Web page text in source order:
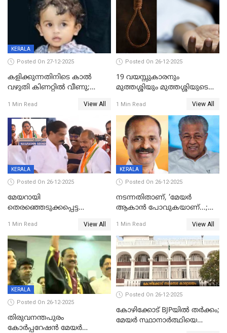
KERALA
Posted On 27-12-2025
കളിക്കുന്നതിനിടെ കാൽ
വഴുതി കിണറ്റിൽ വീണു;
ദാരുണാന്ത്യം
1 Min Read View All
Posted On 26-12-2025
19 വയസ്സുകാരനും
മുത്തശ്ശിയും മുത്തശ്ശിയുടെ
മരിച്ചനിലയിൽ
1 Min Read View All
KERALA
Posted On 26-12-2025
മേയറായി
തെരഞ്ഞെടുക്കപ്പെട്ട
ആദ്യ വോട്ട് അസാധു; കണ്ണൂർ
ഡെപ്യൂട്ടി മേയർ സ്ഥാനത്ത്
താഹിറിന് വിജയം
1 Min Read View All
KERALA
Posted On 26-12-2025
നടന്നതിതാണ്, ‘മേയർ
ആകാൻ പോവുകയാണ്...;
മുഖ്യമന്ത്രിയുടെ ഓഫീസ്
തന്നെ വിശദീകരിയ്ക്കുന്നു;
സത്യമിതാണ്
1 Min Read View All
KERALA
Posted On 26-12-2025
തിരുവനന്തപുരം
കോര്‍പ്പറേഷന്‍ മേയര്‍
Posted On 26-12-2025
കോഴിക്കോട് BJPയിൽ തർക്കം;
മേയർ സ്ഥാനാർത്ഥിയെ